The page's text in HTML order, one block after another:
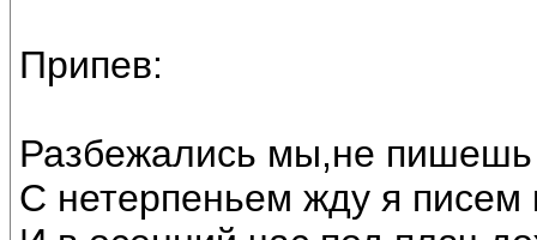
Припев:
Разбежались мы,не
С нетерпеньем жду я